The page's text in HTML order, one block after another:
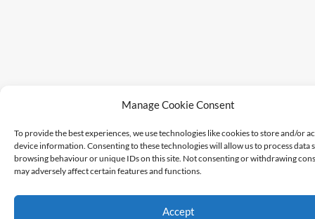
Manage Cookie Consent
To provide the best experiences, we use technologies like cookies to store and/or
device information. Consenting to these technologies will allow us to process data
browsing behaviour or unique IDs on this site. Not consenting or withdrawing
may adversely affect certain features and functions.
Accept